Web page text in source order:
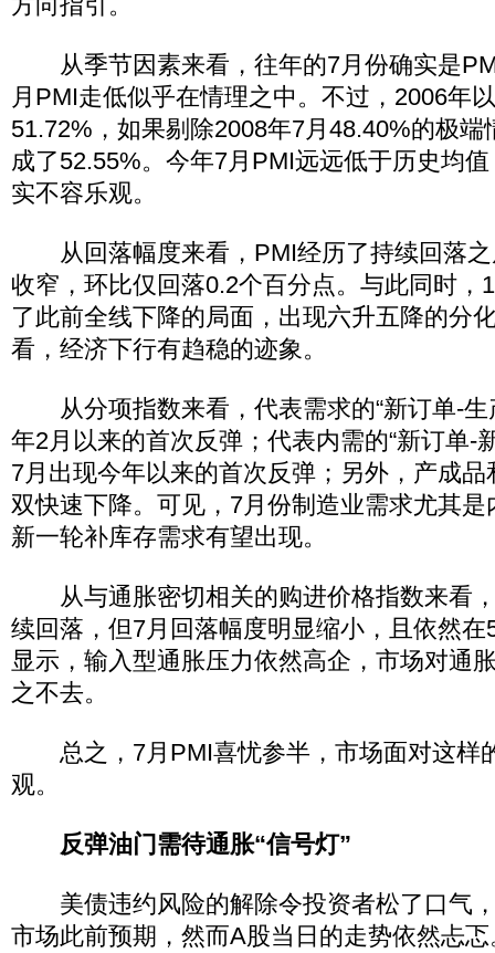
从季节因素来看，往年的7月份确实是
月PMI走低似乎在情理之中。不过，2006年
51.72%，如果剔除2008年7月48.40%的极端
成了52.55%。今年7月PMI远远低于历史均
实不容乐观。
从回落幅度来看，PMI经历了持续回落之
收窄，环比仅回落0.2个百分点。与此同时，
了此前全线下降的局面，出现六升五降的分
看，经济下行有趋稳的迹象。
从分项指数来看，代表需求的“新订单-生
年2月以来的首次反弹；代表内需的“新订单-
7月出现今年以来的首次反弹；另外，产成
双快速下降。可见，7月份制造业需求尤其
新一轮补库存需求有望出现。
从与通胀密切相关的购进价格指数来看
续回落，但7月回落幅度明显缩小，且依然
显示，输入型通胀压力依然高企，市场对通
之不去。
总之，7月PMI喜忧参半，市场面对这样
观。
反弹油门需待通胀“信号灯”
美债违约风险的解除令投资者松了口气
市场此前预期，然而A股当日的走势依然忐